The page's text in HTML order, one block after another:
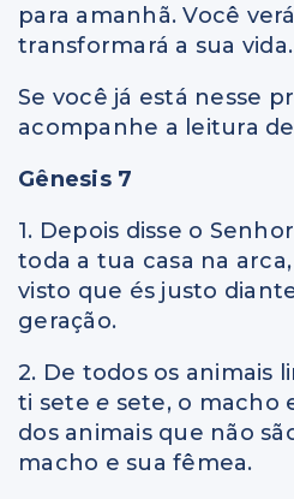
para amanhã. Você
transformará a sua vida.
Se você já está nesse
acompanhe a leitura
Gênesis 7
1. Depois disse o
toda a tua casa na
visto que és justo
geração.
2. De todos os animais
ti sete e sete, o macho
dos animais que não
macho e sua fêmea.